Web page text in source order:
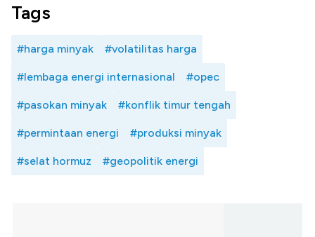
Tags
#harga minyak #volatilitas harga
#lembaga energi internasional #opec
#pasokan minyak #konflik timur tengah
#permintaan energi #produksi minyak
#selat hormuz #geopolitik energi